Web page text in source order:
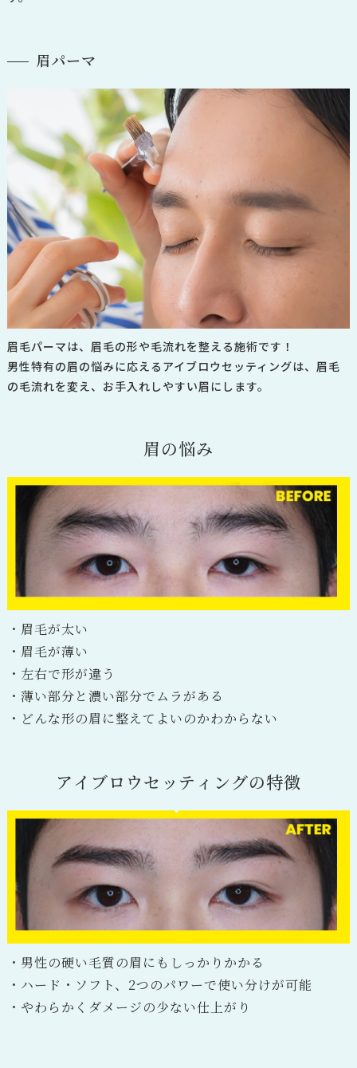
眉パーマ
眉毛パーマは、眉毛の形や毛流れを整える施術です！
男性特有の眉の悩みに応えるアイブロウセッティングは、眉毛
の毛流れを変え、お手入れしやすい眉にします。
眉の悩み
・眉毛が太い
・眉毛が薄い
・左右で形が違う
・薄い部分と濃い部分でムラがある
・どんな形の眉に整えてよいのかわからない
アイ ブロ ウセ ッ テ ィ ングの特徴
・男性の硬い毛質の眉にもしっかりかかる
・ハード・ソフト、2つのパワーで使い分けが可能
・やわらかくダメージの少ない仕上がり